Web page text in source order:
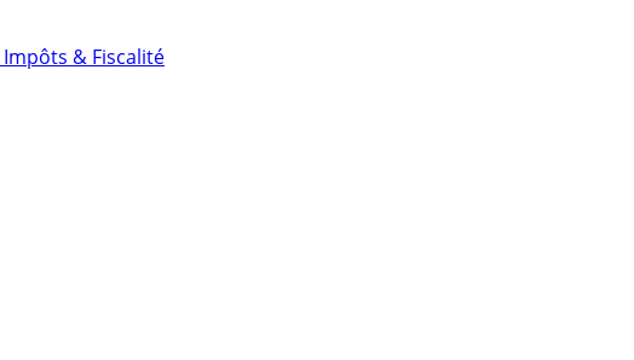
Impôts & Fiscalité